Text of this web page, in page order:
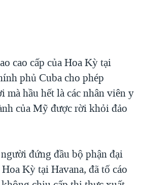
MẠI CỦA MỸ: QUÁ KHỨ VÀ HIỆN
2024
TẠI DẢI GAZA
HẠ 'BÊN THẮNG CUỘC'
cao cấp của Hoa Kỳ tại
phủ Cuba cho phép
mà hầu hết là các nhân viên y
của Mỹ được rời khỏi đảo
người đứng đầu bộ phận đại
Kỳ tại Havana, đã tố cáo